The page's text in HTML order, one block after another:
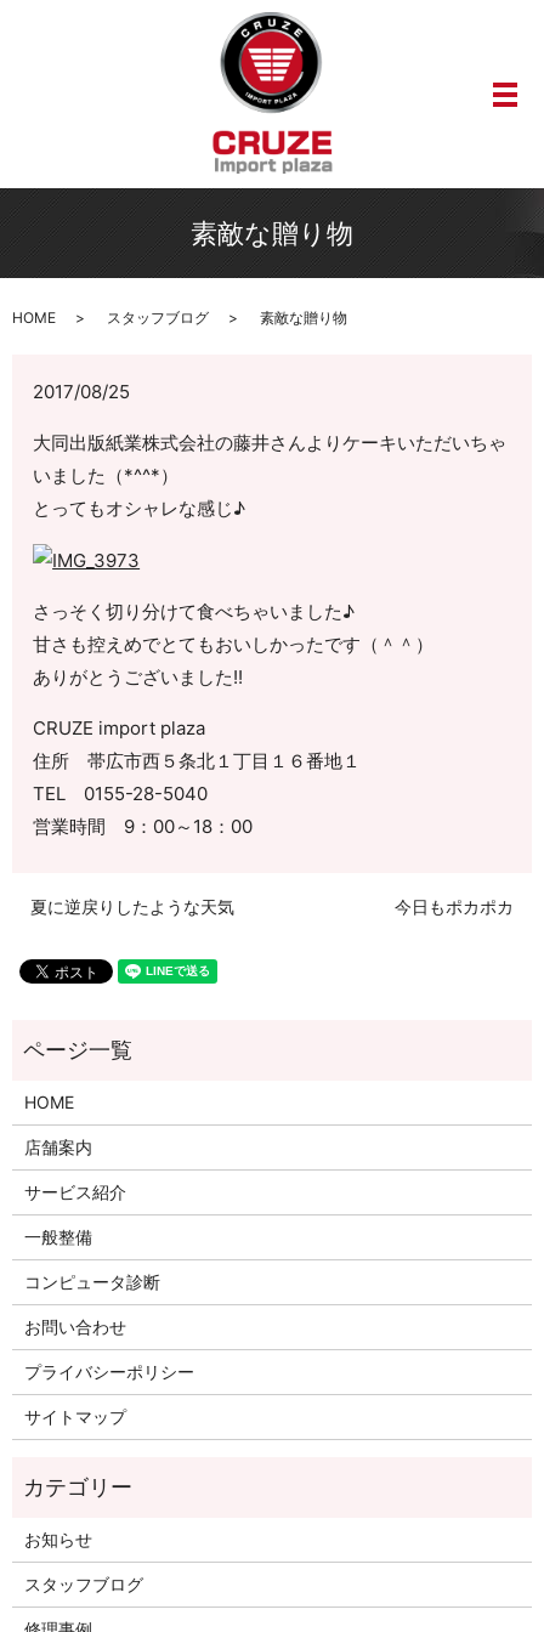
メ
素敵な贈り物
HOME スタッフブログ 素敵な贈り物
2017/08/25
大同出版紙業株式会社の藤井さんよりケーキいただいちゃ
いました（*^^*）
とってもオシャレな感じ♪
さっそく切り分けて食べちゃいました♪
甘さも控えめでとてもおいしかったです（＾＾）
ありがとうございました!!
CRUZE import plaza
住所 帯広市西５条北１丁目１６番地１
TEL 0155-28-5040
営業時間 9：00～18：00
夏に逆戻りしたような天気 今日もポカポカ
HOME
店舗案内
サービス紹介
一般整備
コンピュータ診断
お問い合わせ
プライバシーポリシー
サイトマップ
お知らせ
スタッフブログ